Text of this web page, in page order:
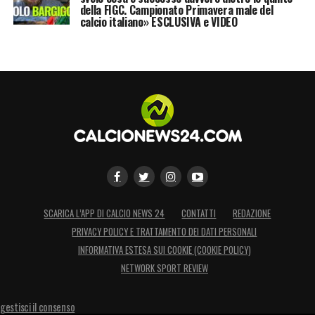
della FIGC. Campionato Primavera male del
calcio italiano» ESCLUSIVA e VIDEO
SCARICA L’APP DI CALCIO NEWS 24 CONTATTI
REDAZIONE
PRIVACY POLICY E TRATTAMENTO DEI DATI PERSONALI
INFORMATIVA ESTESA SUI COOKIE (COOKIE POLICY)
NETWORK SPORT REVIEW
gestisci il consenso